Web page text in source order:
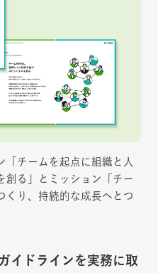
「チームを起点に組織と人
創る」とミッション「チー
くり、持続的な成長へとつ
イドラインを実務に取